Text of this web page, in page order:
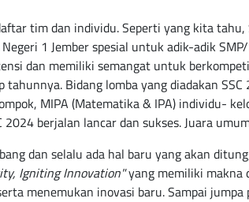
tim dan individu. Seperti yang kita tahu,
1 Jember spesial untuk adik-adik
dan memiliki semangat untuk
tahunnya. Bidang lomba yang diadakan
MIPA (Matematika & IPA) individu-
2024 berjalan lancar dan sukses. Juara
dan selalu ada hal baru yang akan
Igniting Innovation"yang memiliki makna
menemukan inovasi baru. Sampai jumpa